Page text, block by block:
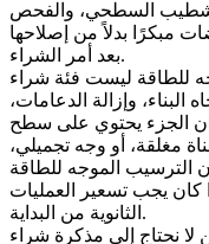
السطحي، والفحص
مبكرًا بدلاً من إصلاحها
بعد أمر الشراء.
للطاقة ليست فئة شراء
وإزالة الدعامات،
كان الجزء يحتوي على سطح
مغلقة، أو وجه تجميلي،
الترسيب الموجه للطاقة
كان يجب تسعير العمليات
الثانوية من البداية.
لا نحتاج إلى مذكرة شراء